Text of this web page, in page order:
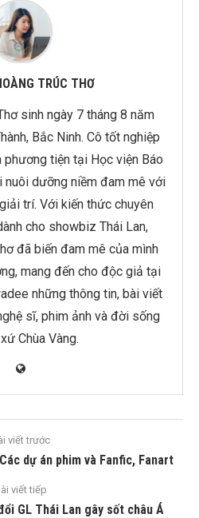
TRÚC THƠ
sinh ngày 7 tháng 8 năm
Bắc Ninh. Cô tốt nghiệp
phương tiện tại Học viện Báo
nuôi dưỡng niềm đam mê với
trí. Với kiến thức chuyên
cho showbiz Thái Lan,
đã biến đam mê của mình
mang đến cho độc giả tại
những thông tin, bài viết
sĩ, phim ảnh và đời sống
Chùa Vàng.
viết trước
dự án phim và Fanfic, Fanart
viết tiếp
GL Thái Lan gây sốt châu Á